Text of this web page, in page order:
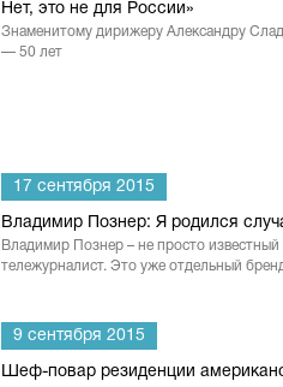
Нет, это не для России»
Знаменитому дирижеру Александру
— 50 лет
17 сентября 2015
Владимир Познер: Я родился
Владимир Познер – не просто известный
тележурналист. Это уже отдельный
9 сентября 2015
Шеф-повар резиденции